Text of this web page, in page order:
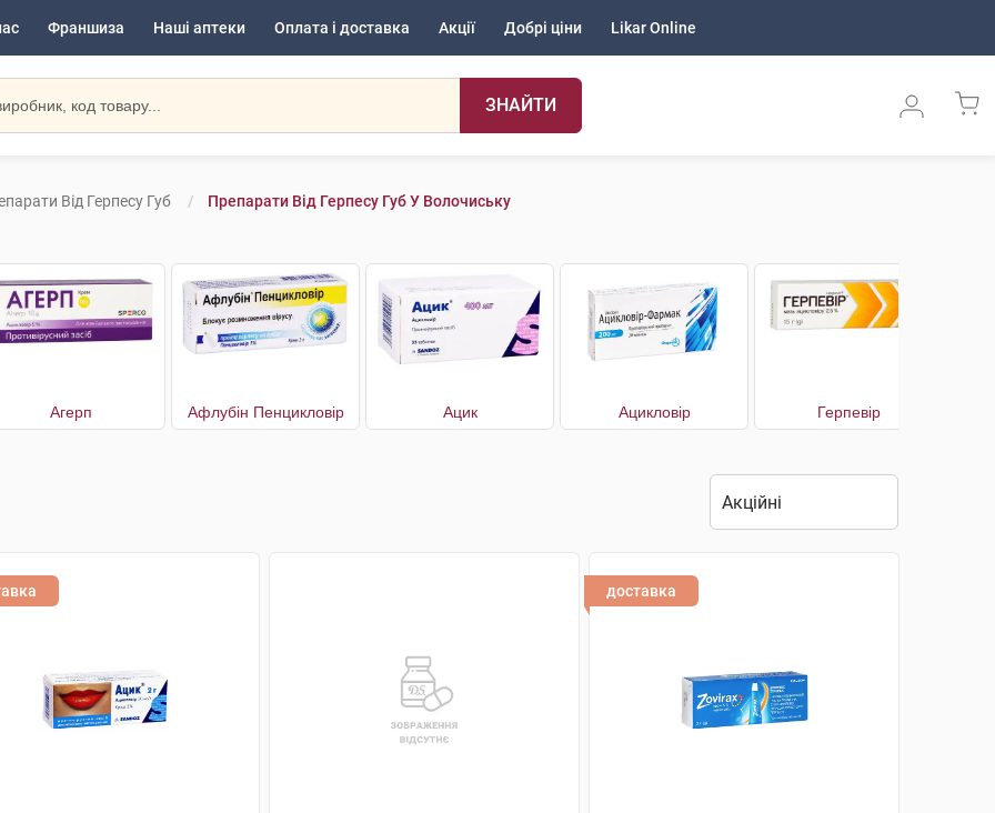
Франшиза Наші аптеки Оплата і доставка Акції Добрі ціни Likar Online
ЗНАЙТИ
Від Герпесу Губ Препарати Від Герпесу Губ У Волочиську
Агерп Афлубін Пенцикловір Ацик Ацикловір Герпевір
доставка